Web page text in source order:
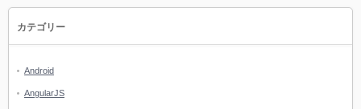
カテゴリー
Android
AngularJS